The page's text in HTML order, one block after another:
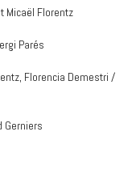
Micaël Florentz
Parés
Florencia Demestri /
Gerniers